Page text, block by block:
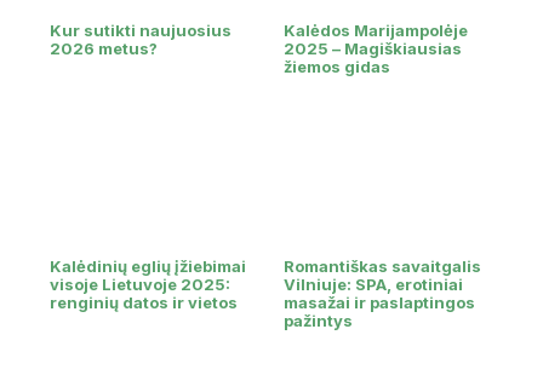
Kur sutikti naujuosius
2026 metus?
Kalėdos Marijampolėje
2025 – Magiškiausias
žiemos gidas
Kalėdinių eglių įžiebimai
visoje Lietuvoje 2025:
renginių datos ir vietos
Romantiškas savaitgalis
Vilniuje: SPA, erotiniai
masažai ir paslaptingos
pažintys